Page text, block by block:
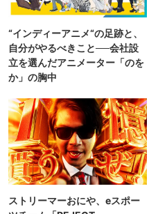
“インディーアニメ“の足跡と、
自分がやるべきこと──会社設
立を選んだアニメーター「のを
か」の胸中
ストリーマーおにや、eスポー